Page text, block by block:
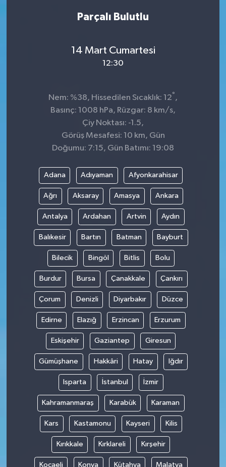
Parçalı Bulutlu
14 Mart Cumartesi
12:30
Nem: %38, Hissedilen Sıcaklık: 12° ,
Basınç: 1008 hPa, Rüzgar: 8 km/s,
Çiy Noktası: -1.5,
Görüş Mesafesi: 10 km, Gün
Doğumu: 7:15, Gün Batımı: 19:08
Adana Adıyaman Afyonkarahisar
Ağrı Aksaray Amasya Ankara
Antalya Ardahan Artvin Aydın
Balıkesir Bartın Batman Bayburt
Bilecik Bingöl Bitlis Bolu
Burdur Bursa Çanakkale Çankırı
Çorum Denizli Diyarbakır Düzce
Edirne Elazığ Erzincan Erzurum
Eskişehir Gaziantep Giresun
Gümüşhane Hakkâri Hatay Iğdır
Isparta İstanbul İzmir
Kahramanmaraş Karabük Karaman
Kars Kastamonu Kayseri Kilis
Kırıkkale Kırklareli Kırşehir
Kocaeli Konya Kütahya Malatya